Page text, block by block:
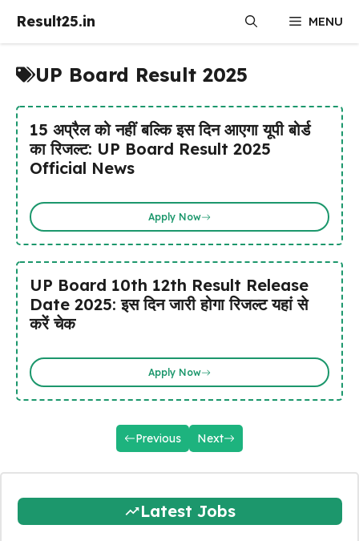
Result25.in MENU
UP Board Result 2025
15 अप्रैल को नहीं बल्कि इस दिन आएगा यूपी बोर्ड
का रिजल्ट: UP Board Result 2025
Official News
Apply Now
UP Board 10th 12th Result Release
Date 2025: इस दिन जारी होगा रिजल्ट यहां से
करें चेक
Apply Now
Previous Next
Latest Jobs